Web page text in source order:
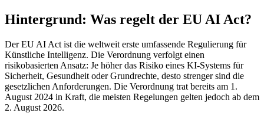
Hintergrund: Was regelt der EU AI Act?
Der EU AI Act ist die weltweit erste umfassende Regulierung für
Künstliche Intelligenz. Die Verordnung verfolgt einen
risikobasierten Ansatz: Je höher das Risiko eines KI-Systems für
Sicherheit, Gesundheit oder Grundrechte, desto strenger sind die
gesetzlichen Anforderungen. Die Verordnung trat bereits am 1.
August 2024 in Kraft, die meisten Regelungen gelten jedoch ab dem
2. August 2026.